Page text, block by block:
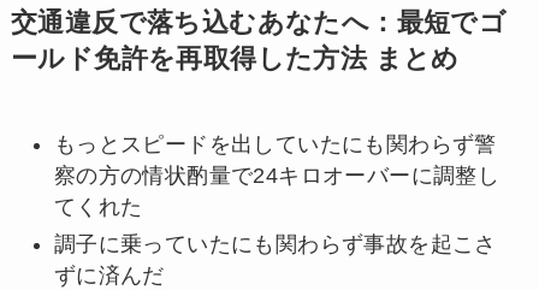
交通違反で落ち込むあなたへ：最短でゴ
ールド免許を再取得した方法 まとめ
もっとスピードを出していたにも関わらず警
察の方の情状酌量で24キロオーバーに調整し
てくれた
調子に乗っていたにも関わらず事故を起こさ
ずに済んだ